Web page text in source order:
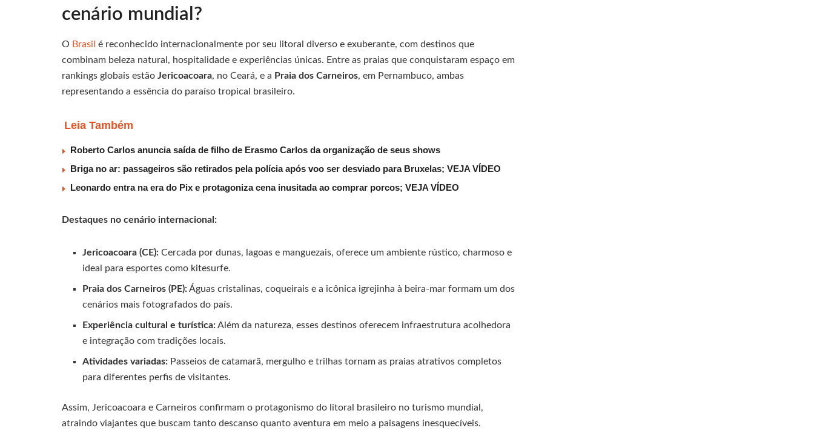
cenário mundial?
O Brasil é reconhecido internacionalmente por seu litoral diverso e exuberante, com destinos que
combinam beleza natural, hospitalidade e experiências únicas. Entre as praias que conquistaram espaço em
rankings globais estão Jericoacoara, no Ceará, e a Praia dos Carneiros, em Pernambuco, ambas
representando a essência do paraíso tropical brasileiro.
Leia Também
Roberto Carlos anuncia saída de filho de Erasmo Carlos da organização de seus shows
Briga no ar: passageiros são retirados pela polícia após voo ser desviado para Bruxelas; VEJA VÍDEO
Leonardo entra na era do Pix e protagoniza cena inusitada ao comprar porcos; VEJA VÍDEO
Destaques no cenário internacional:
Jericoacoara (CE): Cercada por dunas, lagoas e manguezais, oferece um ambiente rústico, charmoso e
ideal para esportes como kitesurfe.
Praia dos Carneiros (PE):Águas cristalinas, coqueirais e a icônica igrejinha à beira-mar formam um dos
cenários mais fotografados do país.
Experiência cultural e turística:Além da natureza, esses destinos oferecem infraestrutura acolhedora
e integração com tradições locais.
Atividades variadas: Passeios de catamarã, mergulho e trilhas tornam as praias atrativos completos
para diferentes perfis de visitantes.
Assim, Jericoacoara e Carneiros confirmam o protagonismo do litoral brasileiro no turismo mundial,
atraindo viajantes que buscam tanto descanso quanto aventura em meio a paisagens inesquecíveis.